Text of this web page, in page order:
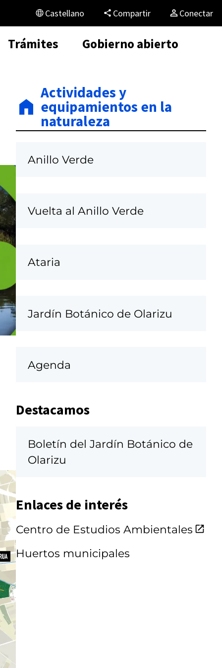
Castellano Compartir Conectar
Trámites Gobierno abierto
Actividades y
equipamientos en la
naturaleza
Anillo Verde
Vuelta al Anillo Verde
Ataria
Jardín Botánico de Olarizu
Agenda
Destacamos
Boletín del Jardín Botánico de
Olarizu
Enlaces de interés
Centro de Estudios Ambientales
Huertos municipales